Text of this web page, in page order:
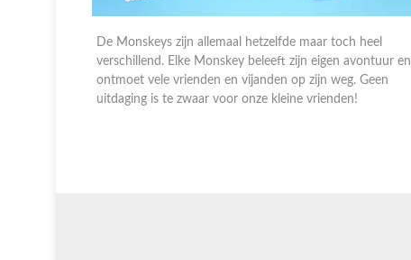
De Monskeys zijn allemaal hetzelfde maar toch heel
verschillend. Elke Monskey beleeft zijn eigen avontuur en
ontmoet vele vrienden en vijanden op zijn weg. Geen
uitdaging is te zwaar voor onze kleine vrienden!